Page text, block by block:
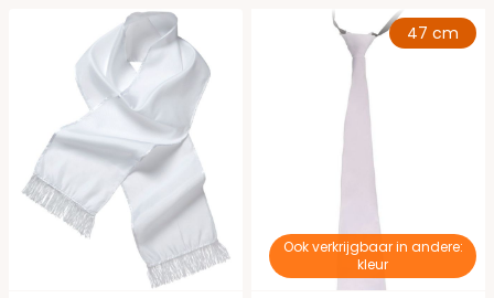
Ook verkrijgbaar in andere:
kleur
47 cm